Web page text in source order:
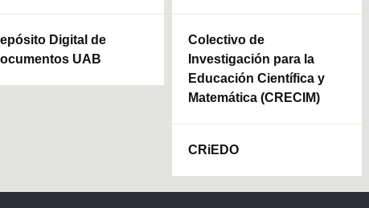
l
m
e
0
Digital de
UAB
Colectivo de
Investigación para la
Educación Científica y
Matemática (CRECIM)
CRiEDO